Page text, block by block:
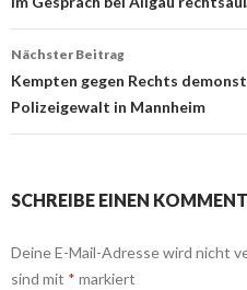
Nächster Beitrag
Kempten gegen Rechts
Polizeigewalt in Mannheim
SCHREIBE EINEN
Deine E-Mail-Adresse wird nicht
sind mit * markiert